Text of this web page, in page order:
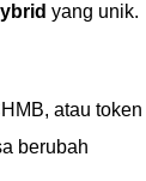
yang unik.
atau token
berubah